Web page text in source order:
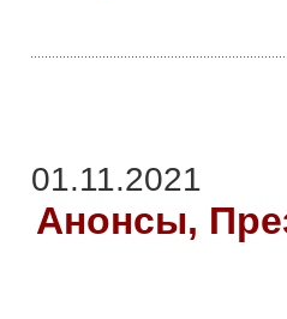
01.11.2021
Анонсы,